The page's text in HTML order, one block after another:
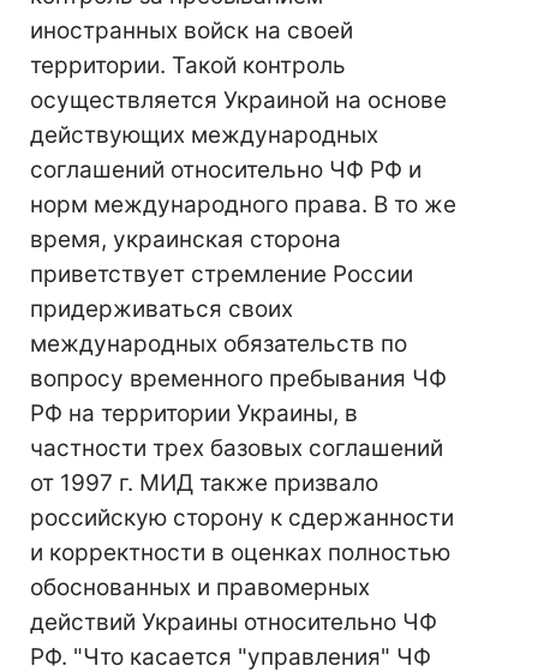
иностранных войск на своей
территории. Такой контроль
осуществляется Украиной на основе
действующих международных
соглашений относительно ЧФ РФ и
норм международного права. В то же
время, украинская сторона
приветствует стремление России
придерживаться своих
международных обязательств по
вопросу временного пребывания ЧФ
РФ на территории Украины, в
частности трех базовых соглашений
от 1997 г. МИД также призвало
российскую сторону к сдержанности
и корректности в оценках полностью
обоснованных и правомерных
действий Украины относительно ЧФ
РФ. "Что касается "управления" ЧФ